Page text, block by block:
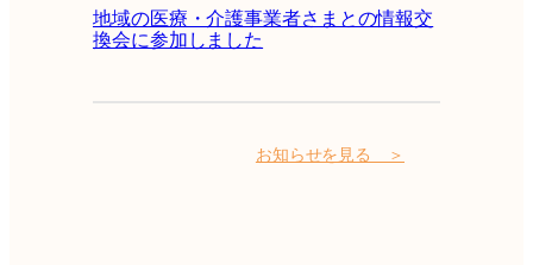
地域の医療・介護事業者さまとの情報交
換会に参加しました
お知らせを見る ＞